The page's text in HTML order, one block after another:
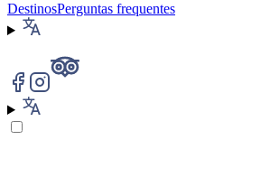
DestinosPerguntas frequentes